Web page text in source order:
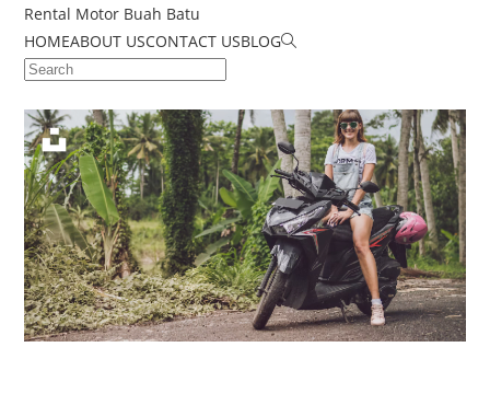
Rental Motor Buah Batu
HOMEABOUT USCONTACT USBLOG